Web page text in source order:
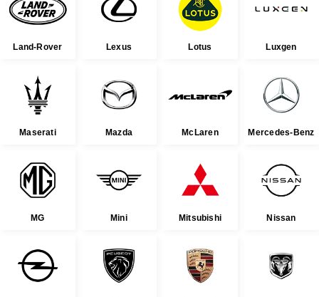
Land-Rover Lexus Lotus Luxgen
Maserati Mazda McLaren Mercedes-Benz
MG Mini Mitsubishi Nissan